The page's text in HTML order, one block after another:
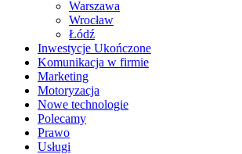
Warszawa
Wrocław
Łódź
Inwestycje Ukończone
Komunikacja w firmie
Marketing
Motoryzacja
Nowe technologie
Polecamy
Prawo
Usługi